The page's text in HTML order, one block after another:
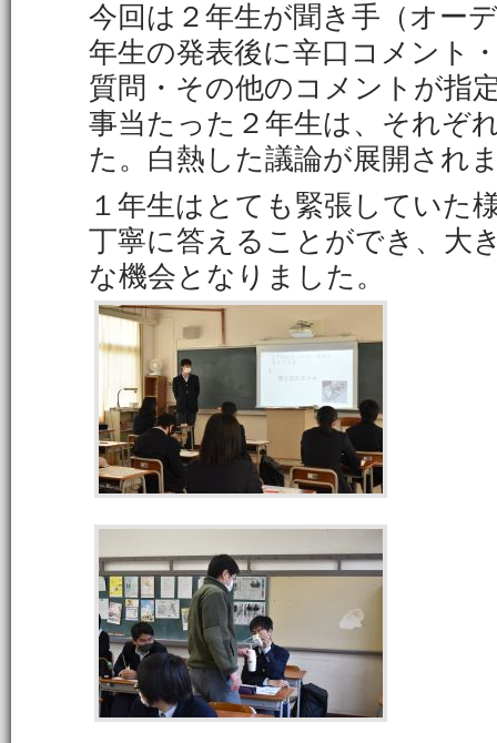
今回は２年生が聞き手（オー
年生の発表後に辛口コメント
質問・その他のコメントが指
事当たった２年生は、それぞ
た。白熱した議論が展開され
１年生はとても緊張していた
丁寧に答えることができ、大
な機会となりました。